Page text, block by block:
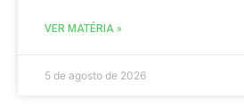
VER MATÉRIA »
5 de agosto de 2026